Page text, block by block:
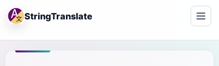
StringTranslate